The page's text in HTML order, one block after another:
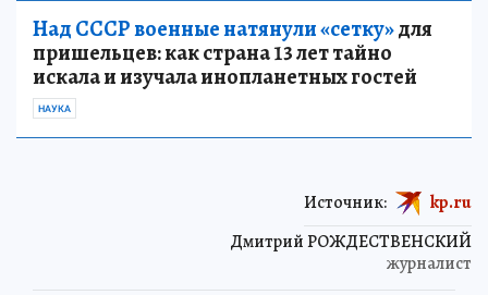
Над СССР военные натянули «сетку»для
пришельцев: как страна 13 лет тайно
искала и изучала инопланетных гостей
НАУКА
Дмитрий РОЖДЕСТВЕНСКИЙ
журналист
Источник: kp.ru